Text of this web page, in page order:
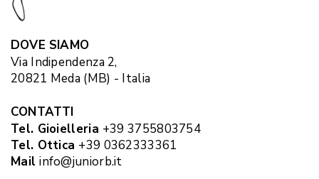
DOVE SIAMO
Via Indipendenza 2,
20821 Meda (MB) - Italia
CONTATTI
Tel. Gioielleria +39 3755803754
Tel. Ottica +39 0362333361
Mail info@juniorb.it